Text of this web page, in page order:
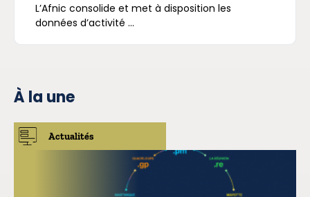
L’Afnic consolide et met à disposition les
données d’activité ...
À la une
Actualités